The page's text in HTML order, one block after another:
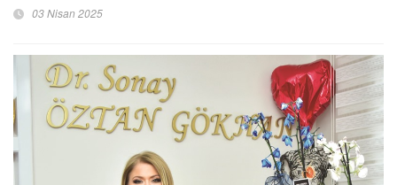
03 Nisan 2025